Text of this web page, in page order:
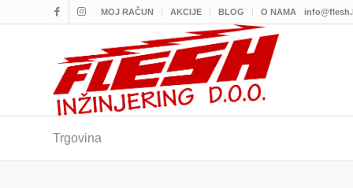
MOJ RAČUN AKCIJE BLOG O NAMA
Trgovina